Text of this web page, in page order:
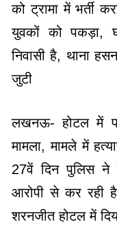
को ट्रामा में भर्ती
युवकों को पकड़ा,
निवासी है, थाना
जुटी
लखनऊ- होटल में
मामला, मामले में
27वें दिन पुलिस ने
आरोपी से कर रही
शरनजीत होटल में